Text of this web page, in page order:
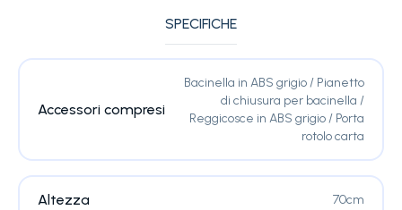
SPECIFICHE
Accessori compresi
Bacinella in ABS grigio / Pianetto
di chiusura per bacinella /
Reggicosce in ABS grigio / Porta
rotolo carta
Altezza 70cm